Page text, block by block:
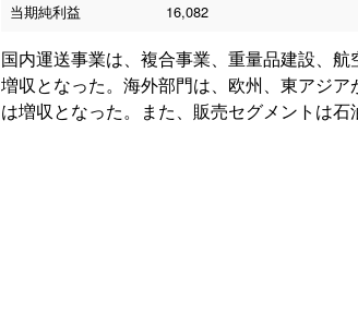
当期純利益
16,082
国内運送事業は、複合事業、重量品建設、
増収となった。海外部門は、欧州、東アジ
は増収となった。また、販売セグメントは石